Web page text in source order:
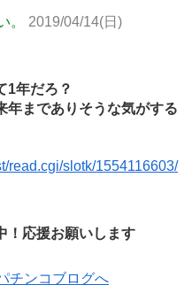
。
2019/04/14(日)
1年だろ？
年までありそうな気がする
read.cgi/slotk/1554116603/
！応援お願いします